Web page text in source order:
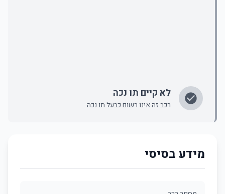
לא קיים תו נכה
רכב זה אינו רשום כבעל תו נכה
מידע בסיסי